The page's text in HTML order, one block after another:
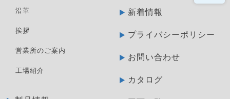
沿革
挨拶
営業所のご案内
工場紹介
新着情報
プライバシーポリシー
お問い合わせ
カタログ